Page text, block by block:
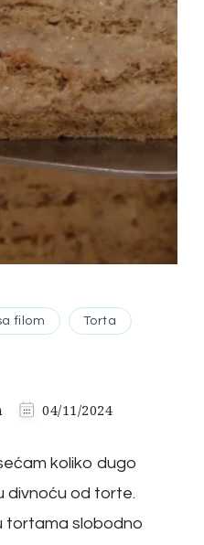
filom Torta
04/11/2024
koliko dugo
divnoću od torte.
tortama slobodno